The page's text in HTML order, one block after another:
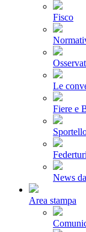
Fisco
Le
Fiere e
News
Area stampa